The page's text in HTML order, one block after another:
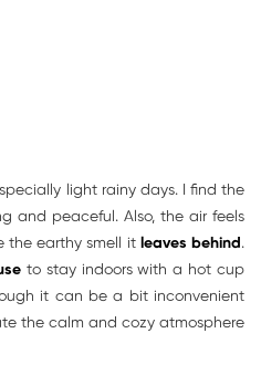
light rainy days. I find the
and peaceful. Also, the air feels
the earthy smell itleaves behind.
to stay indoors with a hot cup
it can be a bit inconvenient
the calm and cozy atmosphere